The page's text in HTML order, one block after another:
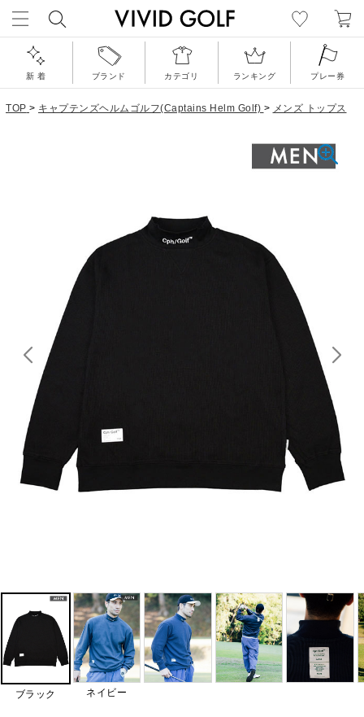
新 着 ブランド カテゴリ ランキング プレー券
TOP > キャプテンズヘルムゴルフ(Captains Helm Golf) > メンズ トップス
ブラック ネイビー